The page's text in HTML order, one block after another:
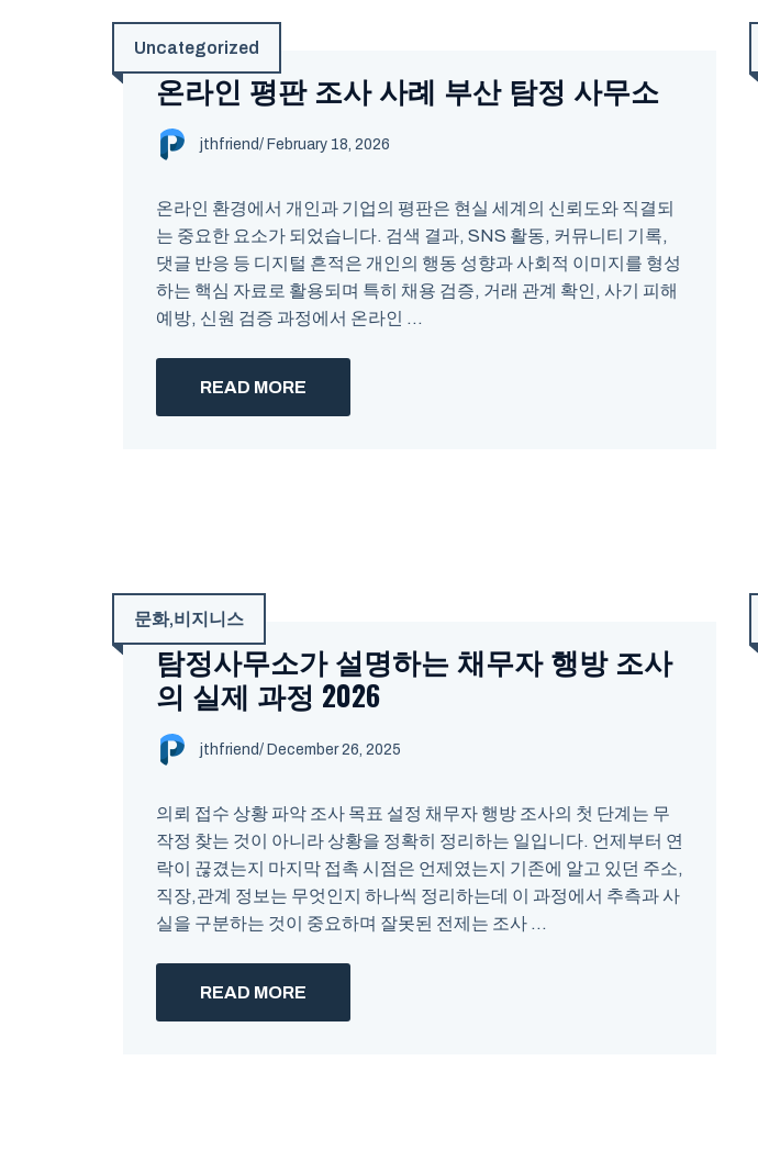
Uncategorized
온라인 평판 조사 사례 부산 탐정 사무소
jthfriend/ February 18, 2026
온라인 환경에서 개인과 기업의 평판은 현실 세계의 신뢰도와 직결되
는 중요한 요소가 되었습니다. 검색 결과, SNS 활동, 커뮤니티 기록,
댓글 반응 등 디지털 흔적은 개인의 행동 성향과 사회적 이미지를 형성
하는 핵심 자료로 활용되며 특히 채용 검증, 거래 관계 확인, 사기 피해
예방, 신원 검증 과정에서 온라인 ...
READ MORE
문화,비지니스
탐정사무소가 설명하는 채무자 행방 조사
의 실제 과정 2026
jthfriend/ December 26, 2025
의뢰 접수 상황 파악 조사 목표 설정 채무자 행방 조사의 첫 단계는 무
작정 찾는 것이 아니라 상황을 정확히 정리하는 일입니다. 언제부터 연
락이 끊겼는지 마지막 접촉 시점은 언제였는지 기존에 알고 있던 주소,
직장,관계 정보는 무엇인지 하나씩 정리하는데 이 과정에서 추측과 사
실을 구분하는 것이 중요하며 잘못된 전제는 조사 ...
READ MORE